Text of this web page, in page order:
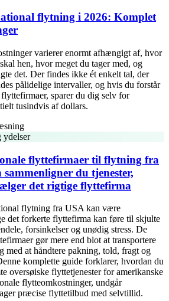
flytning i 2026: Komplet
varierer enormt afhængigt af, hvor
hen, hvor meget du tager med, og
det. Der findes ikke ét enkelt tal, der
pålidelige intervaller, og hvis du forstår
sparer du dig selv for
tusindvis af dollars.
ydelser
flyttefirmaer til flytning fra
du tjenester,
det rigtige flyttefirma
flytning fra USA kan være
det forkerte flyttefirma kan føre til skjulte
forsinkelser og unødig stress. De
gør mere end blot at transportere
med at håndtere pakning, told, fragt og
komplette guide forklarer, hvordan du
oversøiske flyttetjenester for amerikanske
flytteomkostninger, undgår
præcise flyttetilbud med selvtillid.